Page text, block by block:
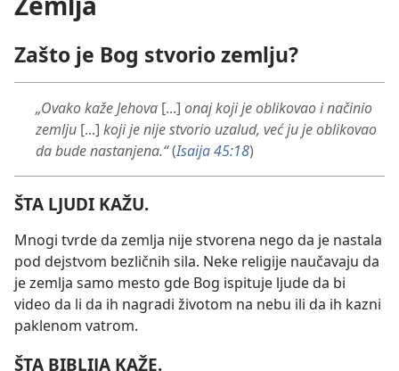
Zašto je Bog stvorio zemlju?
„Ovako kaže Jehova [...] onaj koji je oblikovao i načinio
zemlju [...] koji je nije stvorio uzalud, već ju je oblikovao
da bude nastanjena.“(Isaija 45:18)
ŠTA LJUDI KAŽU.
Mnogi tvrde da zemlja nije stvorena nego da je nastala
pod dejstvom bezličnih sila. Neke religije naučavaju da
je zemlja samo mesto gde Bog ispituje ljude da bi
video da li da ih nagradi životom na nebu ili da ih kazni
paklenom vatrom.
ŠTA BIBLIJA KAŽE.